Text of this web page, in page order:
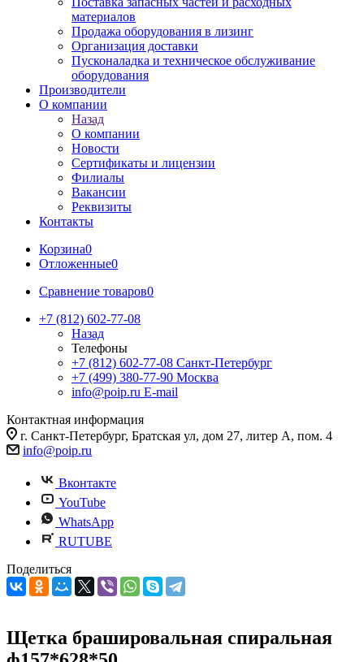
материалов
Продажа оборудования в лизинг
Организация доставки
Пусконаладка и техническое обслуживание
оборудования
Производители
О компании
Назад
О компании
Новости
Сертификаты и лицензии
Филиалы
Вакансии
Реквизиты
Контакты
Корзина0
Отложенные0
Сравнение товаров0
+7 (812) 602-77-08
Назад
Телефоны
+7 (812) 602-77-08 Санкт-Петербург
+7 (499) 380-77-90 Москва
info@poip.ru E-mail
Контактная информация
г. Санкт-Петербург, Братская ул, дом 27, литер А, пом. 4
info@poip.ru
Вконтакте
YouTube
WhatsApp
RUTUBE
Поделиться
Щетка брашировальная спиральная